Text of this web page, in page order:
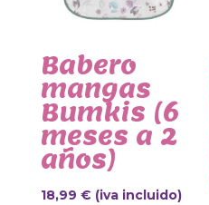
Babero
mangas
Bumkis (6
meses a 2
años)
18,99 € (iva incluido)